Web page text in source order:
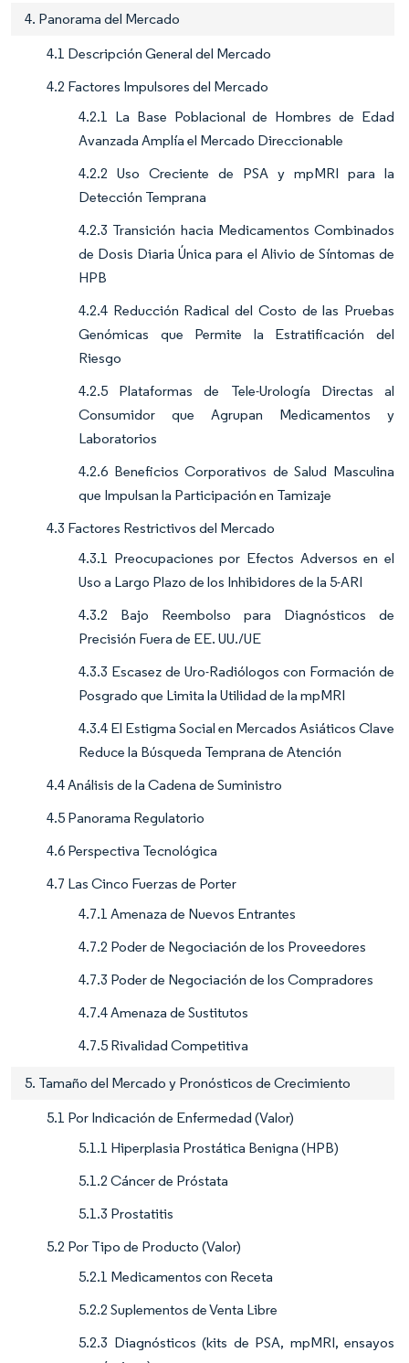
4. Panorama del Mercado
4.1 Descripción General del Mercado
4.2 Factores Impulsores del Mercado
4.2.1 La Base Poblacional de Hombres de Edad
Avanzada Amplía el Mercado Direccionable
4.2.2 Uso Creciente de PSA y mpMRI para la
Detección Temprana
4.2.3 Transición hacia Medicamentos Combinados
de Dosis Diaria Única para el Alivio de Síntomas de
HPB
4.2.4 Reducción Radical del Costo de las Pruebas
Genómicas que Permite la Estratificación del
Riesgo
4.2.5 Plataformas de Tele-Urología Directas al
Consumidor que Agrupan Medicamentos y
Laboratorios
4.2.6 Beneficios Corporativos de Salud Masculina
que Impulsan la Participación en Tamizaje
4.3 Factores Restrictivos del Mercado
4.3.1 Preocupaciones por Efectos Adversos en el
Uso a Largo Plazo de los Inhibidores de la 5-ARI
4.3.2 Bajo Reembolso para Diagnósticos de
Precisión Fuera de EE. UU./UE
4.3.3 Escasez de Uro-Radiólogos con Formación de
Posgrado que Limita la Utilidad de la mpMRI
4.3.4 El Estigma Social en Mercados Asiáticos Clave
Reduce la Búsqueda Temprana de Atención
4.4 Análisis de la Cadena de Suministro
4.5 Panorama Regulatorio
4.6 Perspectiva Tecnológica
4.7 Las Cinco Fuerzas de Porter
4.7.1 Amenaza de Nuevos Entrantes
4.7.2 Poder de Negociación de los Proveedores
4.7.3 Poder de Negociación de los Compradores
4.7.4 Amenaza de Sustitutos
4.7.5 Rivalidad Competitiva
5. Tamaño del Mercado y Pronósticos de Crecimiento
5.1 Por Indicación de Enfermedad (Valor)
5.1.1 Hiperplasia Prostática Benigna (HPB)
5.1.2 Cáncer de Próstata
5.1.3 Prostatitis
5.2 Por Tipo de Producto (Valor)
5.2.1 Medicamentos con Receta
5.2.2 Suplementos de Venta Libre
5.2.3 Diagnósticos (kits de PSA, mpMRI, ensayos